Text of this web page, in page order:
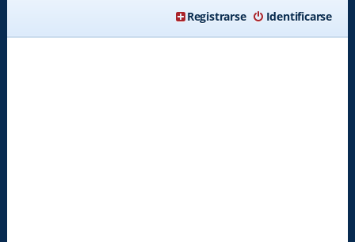
Identificarse
Registrarse